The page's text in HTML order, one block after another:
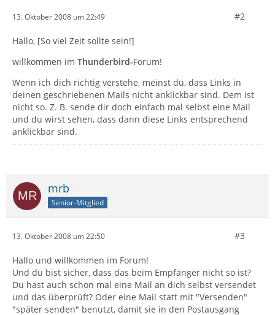
13. Oktober 2008 um 22:49 #2
Hallo, [So viel Zeit sollte sein!]
willkommen im Thunderbird-Forum!
Wenn ich dich richtig verstehe, meinst du, dass Links in
deinen geschriebenen Mails nicht anklickbar sind. Dem ist
nicht so. Z. B. sende dir doch einfach mal selbst eine Mail
und du wirst sehen, dass dann diese Links entsprechend
anklickbar sind.
mrb
Senior-Mitglied
13. Oktober 2008 um 22:50 #3
Hallo und willkommen im Forum!
Und du bist sicher, dass das beim Empfänger nicht so ist?
Du hast auch schon mal eine Mail an dich selbst versendet
und das überprüft? Oder eine Mail statt mit "Versenden"
"später senden" benutzt, damit sie in den Postausgang